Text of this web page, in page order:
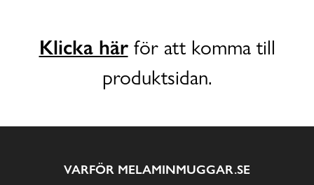
Klicka härför att komma till
produktsidan.
VARFÖR MELAMINMUGGAR.SE